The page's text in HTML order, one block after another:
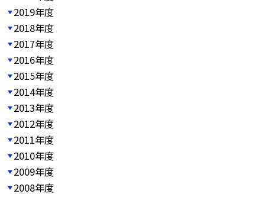
2019年度
2018年度
2017年度
2016年度
2015年度
2014年度
2013年度
2012年度
2011年度
2010年度
2009年度
2008年度